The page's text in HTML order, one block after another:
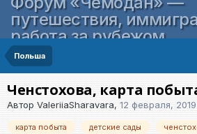
путешествия,
работа за рубежом
Польша
Ченстохова, карта
Автор ValeriiaSharavara, 12 февраля, 2019
карта побыта детские сады